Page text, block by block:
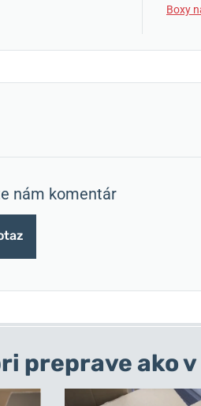
Boxy
nám komentár
preprave ako